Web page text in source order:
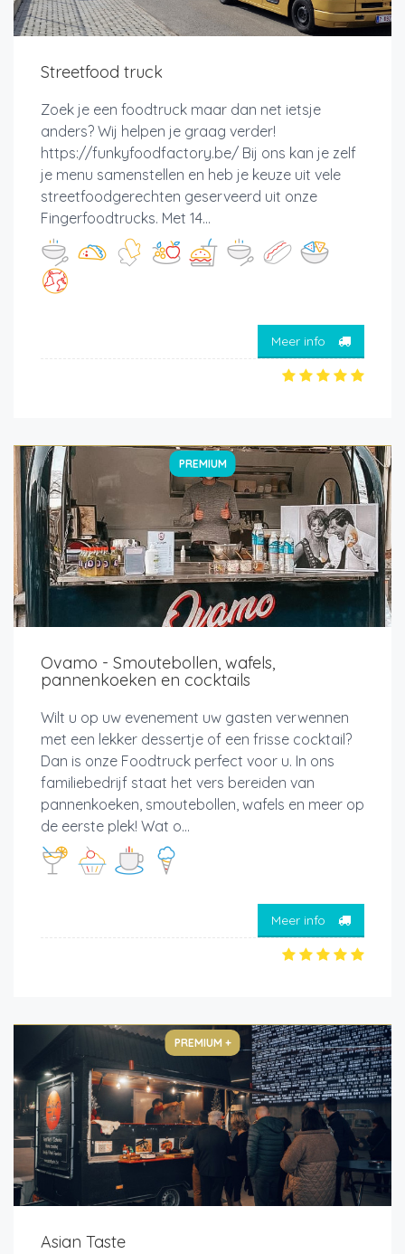
Streetfood truck
Zoek je een foodtruck maar dan net ietsje
anders? Wij helpen je graag verder!
https://funkyfoodfactory.be/ Bij ons kan je zelf
je menu samenstellen en heb je keuze uit vele
streetfoodgerechten geserveerd uit onze
Fingerfoodtrucks. Met 14...
Meer info
PREMIUM
Ovamo - Smoutebollen, wafels,
pannenkoeken en cocktails
Wilt u op uw evenement uw gasten verwennen
met een lekker dessertje of een frisse cocktail?
Dan is onze Foodtruck perfect voor u. In ons
familiebedrijf staat het vers bereiden van
pannenkoeken, smoutebollen, wafels en meer op
de eerste plek! Wat o...
Meer info
PREMIUM +
Asian Taste